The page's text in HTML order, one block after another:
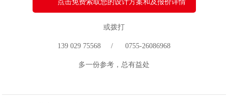
点击免费索取您的设计方案和及报价详情
或拨打
139 029 75568 / 0755-26086968
多一份参考，总有益处